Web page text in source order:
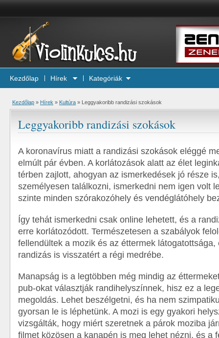
Kezdőlap Hírek Kategóriák
Kezdőlap » Hírek » Kultúra » Leggyakoribb randizási szokások
Leggyakoribb randizási szokások
A koronavírus miatt a randizási szokások eléggé
elmúlt pár évben. A korlátozások alatt az élet
térben zajlott, ahogyan az ismerkedések jó része
személyesen találkozni, ismerkedni nem igen volt
szinte minden szórakozóhely és vendéglátóhely
Így tehát ismerkedni csak online lehetett, és a
erre korlátozódott. Természetesen a szabályok
fellendültek a mozik és az éttermek látogatottsága,
randizás is visszatért a régi medrébe.
Manapság is a legtöbben még mindig az
pub-okat választják randihelyszínnek, hisz ez a
megoldás. Lehet beszélgetni, és ha nem
gyorsan le is léphetünk. A mozi is egy gyakori
vizsgálták, hogy miért szeretnek a párok moziba
filmet közösen a kanapén is meg lehet nézni, és a